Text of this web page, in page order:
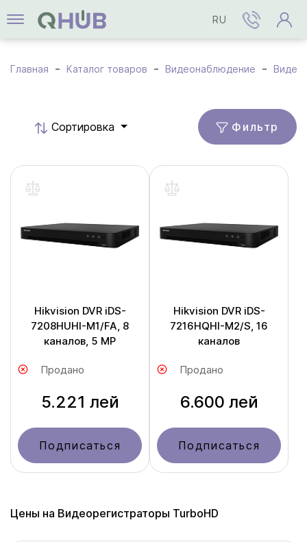
RU
Главная Каталог товаров Видеонаблюдение
Cортировка Фильтр
Hikvision DVR iDS-
7208HUHI-M1/FA, 8
каналов, 5 MP
Продано
5.221 лей
Подписаться
Hikvision DVR iDS-
7216HQHI-M2/S, 16
каналов
Продано
6.600 лей
Подписаться
Цены на Видеорегистраторы TurboHD